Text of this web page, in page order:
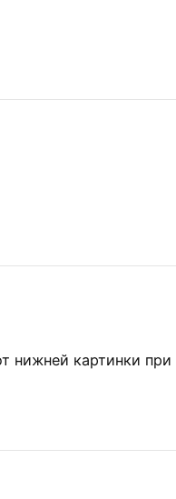
нижней картинки при